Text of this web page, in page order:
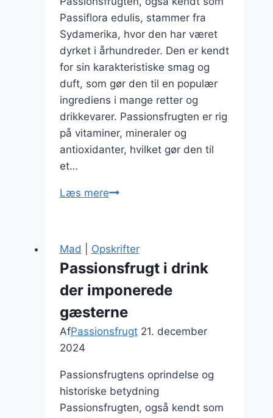
Passiflora edulis, stammer fra
Sydamerika, hvor den har været
dyrket i århundreder. Den er kendt
for sin karakteristiske smag og
duft, som gør den til en populær
ingrediens i mange retter og
drikkevarer. Passionsfrugten er rig
på vitaminer, mineraler og
antioxidanter, hvilket gør den til
et…
Læs merePassionsfrugt
pudding:
sund
og
velsmagende
snack
Mad Opskrifter
Passionsfrugt i drink
der imponerede
gæsterne
AfPassionsfrugt 21. december
2024
Passionsfrugtens oprindelse og
historiske betydning
Passionsfrugten, også kendt som